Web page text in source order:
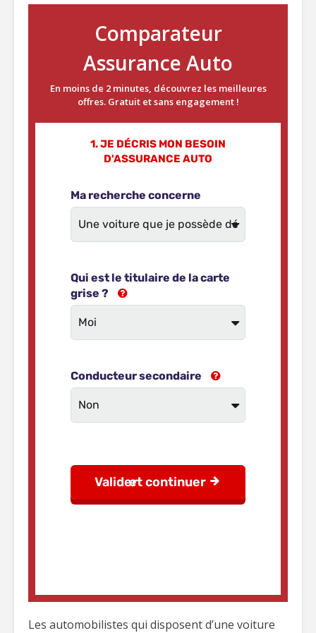
Comparateur
Assurance Auto
En moins de 2 minutes, découvrez les meilleures
offres. Gratuit et sans engagement !
Les automobilistes qui disposent d’une voiture